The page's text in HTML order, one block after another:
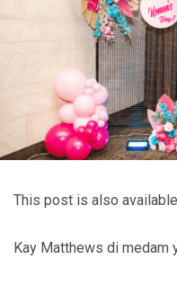
This post is also
Kay Matthews di medam